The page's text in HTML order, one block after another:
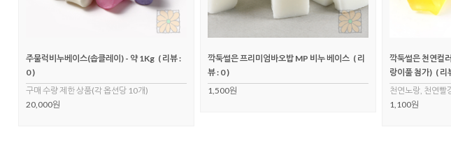
주물럭비누베이스(솝클레이) - 약 1Kg ( 리뷰 :
0 )
구매 수량 제한 상품(각 옵션당 10개)
20,000원
깍둑썰은 프리미엄바오밥 MP 비누 베이스 ( 리
뷰 : 0 )
1,500원
깍둑썰은 천연컬
랑이풀 첨가) ( 리
천연노랑, 천연빨
1,100원